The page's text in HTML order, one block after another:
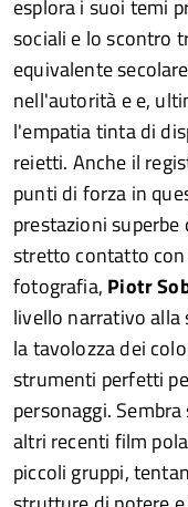
esplora i suoi temi
sociali e lo scontro
equivalente
nell'autorità e e,
l'empatia tinta di
reietti. Anche il
punti di forza in
prestazioni
stretto contatto
fotografia, Piotr
livello narrativo alla
la tavolozza dei
strumenti perfetti
personaggi.
altri recenti film
piccoli gruppi,